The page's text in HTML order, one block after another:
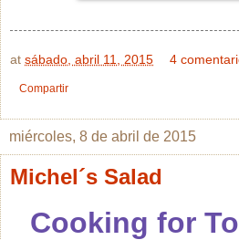
at sábado, abril 11, 2015 4
Compartir
miércoles, 8 de abril de 2015
Michel´s Salad
Cooking for